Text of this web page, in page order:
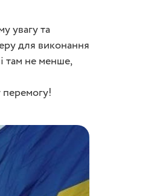
увагу та
для виконання
там не менше,